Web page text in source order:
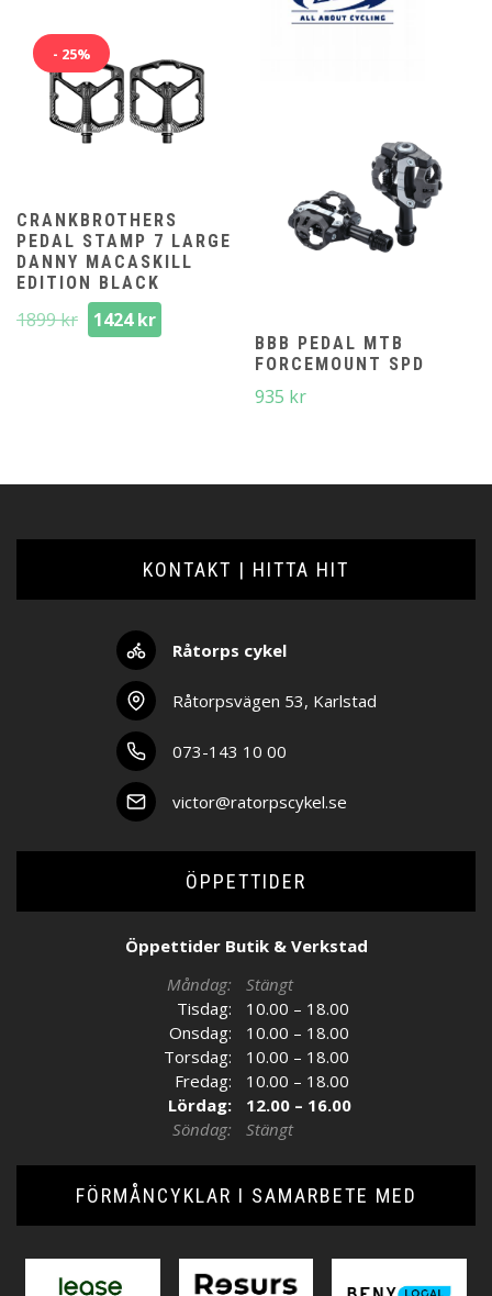
- 25%
CRANKBROTHERS
PEDAL STAMP 7 LARGE
DANNY MACASKILL
EDITION BLACK
1899kr
Det
ursprungliga
1424kr
BBB PEDAL MTB
FORCEMOUNT SPD
935 kr
KONTAKT | HITTA HIT
Råtorps cykel
Råtorpsvägen 53, Karlstad
073-143 10 00
victor@ratorpscykel.se
ÖPPETTIDER
Öppettider Butik & Verkstad
Måndag:
Stängt
Tisdag:
10.00 – 18.00
Onsdag:
10.00 – 18.00
Torsdag:
10.00 – 18.00
Fredag:
10.00 – 18.00
Lördag:
12.00 – 16.00
Söndag:
Stängt
FÖRMÅNCYKLAR I SAMARBETE MED